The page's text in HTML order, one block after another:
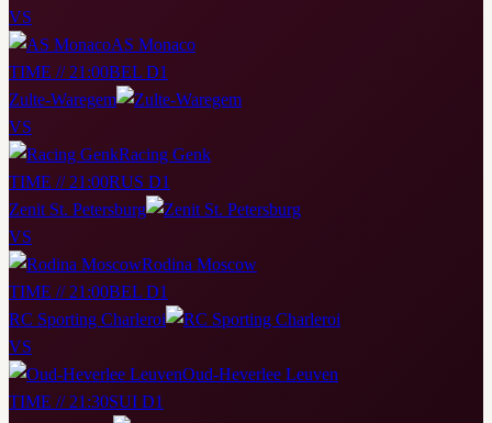
VS
AS Monaco
TIME // 21:00BEL D1
Zulte-Waregem
VS
Racing Genk
TIME // 21:00RUS D1
Zenit St. Petersburg
VS
Rodina Moscow
TIME // 21:00BEL D1
RC Sporting Charleroi
VS
Oud-Heverlee Leuven
TIME // 21:30SUI D1